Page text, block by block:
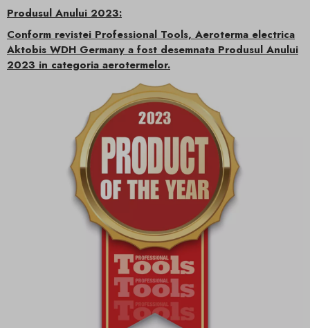
Produsul Anului 2023:
Conform revistei Professional Tools, Aeroterma electrica
Aktobis WDH Germany a fost desemnata Produsul Anului
2023 in categoria aerotermelor.